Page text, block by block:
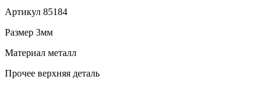
Артикул 85184
Размер 3мм
Материал металл
Прочее верхняя деталь